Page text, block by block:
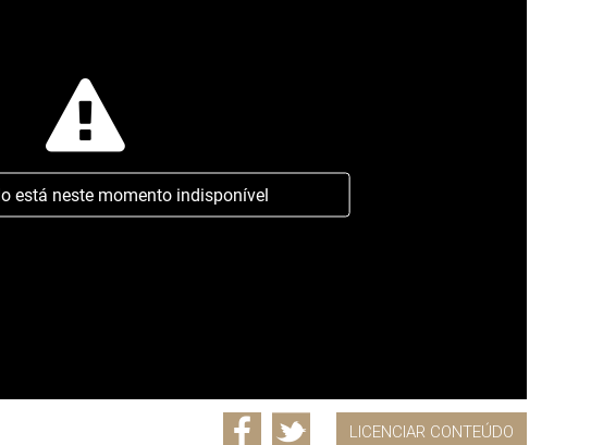
está neste momento indisponível
LICENCIAR CONTEÚDO